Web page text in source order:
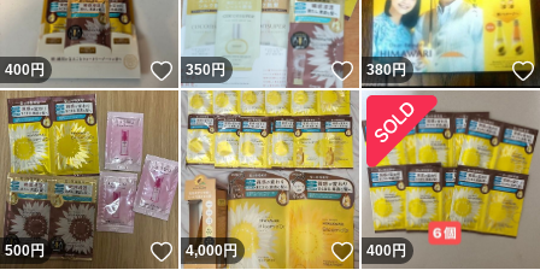
400円 いいね！
350円 いいね！
380円
500円 いいね！
4,000円 いいね！
400円